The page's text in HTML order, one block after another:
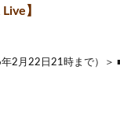
】
2月22日21時まで）＞